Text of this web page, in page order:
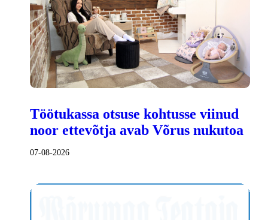
Töötukassa otsuse kohtusse viinud
noor ettevõtja avab Võrus nukutoa
07-08-2026